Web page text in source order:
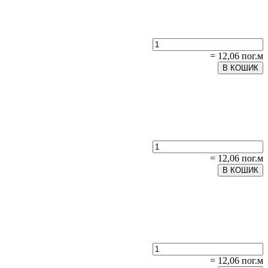
= 12,06 пог.м
В КОШИК
= 12,06 пог.м
В КОШИК
= 12,06 пог.м